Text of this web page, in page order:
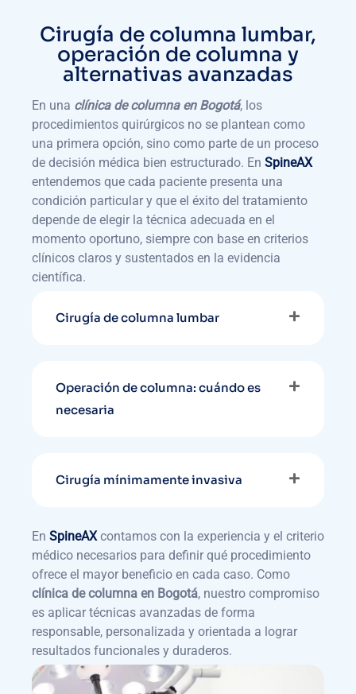
Cirugía de columna lumbar,
operación de columna y
alternativas avanzadas
En una clínica de columna en Bogotá, los
procedimientos quirúrgicos no se plantean como
una primera opción, sino como parte de un proceso
de decisión médica bien estructurado. En SpineAX
entendemos que cada paciente presenta una
condición particular y que el éxito del tratamiento
depende de elegir la técnica adecuada en el
momento oportuno, siempre con base en criterios
clínicos claros y sustentados en la evidencia
científica.
Cirugía de columna lumbar
Operación de columna: cuándo es
necesaria
Cirugía mínimamente invasiva
En SpineAX contamos con la experiencia y el criterio
médico necesarios para definir qué procedimiento
ofrece el mayor beneficio en cada caso. Como
clínica de columna en Bogotá, nuestro compromiso
es aplicar técnicas avanzadas de forma
responsable, personalizada y orientada a lograr
resultados funcionales y duraderos.